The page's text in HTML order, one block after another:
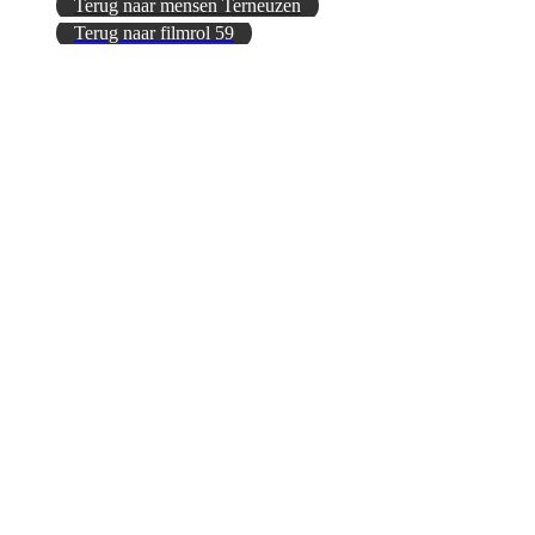
Terug naar mensen Terneuzen
Terug naar filmrol 59